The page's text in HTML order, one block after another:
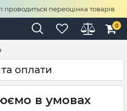
проводиться переоцінка товарів.
0
оплати
в умовах